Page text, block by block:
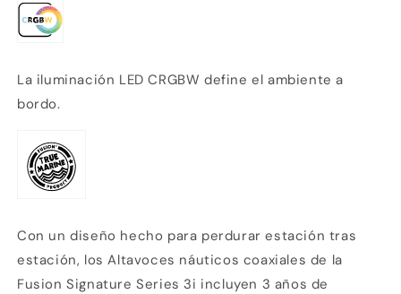
La iluminación LED CRGBW define el ambiente a
bordo.
Con un diseño hecho para perdurar estación tras
estación, los Altavoces náuticos coaxiales de la
Fusion Signature Series 3i incluyen 3 años de